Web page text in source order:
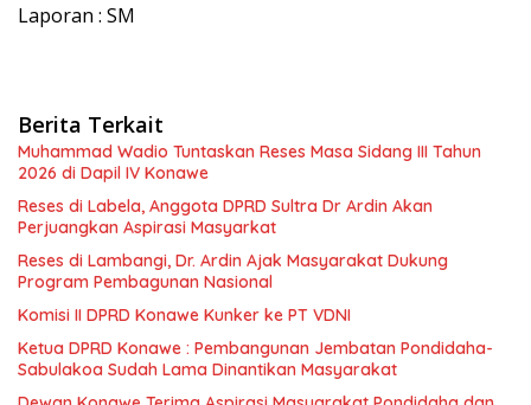
Laporan : SM
Berita Terkait
Muhammad Wadio Tuntaskan Reses Masa Sidang III Tahun
2026 di Dapil IV Konawe
Reses di Labela, Anggota DPRD Sultra Dr Ardin Akan
Perjuangkan Aspirasi Masyarkat
Reses di Lambangi, Dr. Ardin Ajak Masyarakat Dukung
Program Pembagunan Nasional
Komisi II DPRD Konawe Kunker ke PT VDNI
Ketua DPRD Konawe : Pembangunan Jembatan Pondidaha-
Sabulakoa Sudah Lama Dinantikan Masyarakat